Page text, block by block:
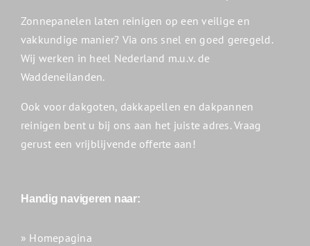
Zonnepanelen laten reinigen op een veilige en
vakkundige manier? Via ons snel en goed geregeld.
Wij werken in heel Nederland m.u.v. de
Waddeneilanden.
Ook voor dakgoten, dakkapellen en dakpannen
reinigen bent u bij ons aan het juiste adres. Vraag
gerust een vrijblijvende offerte aan!
Handig navigeren naar:
» Homepagina